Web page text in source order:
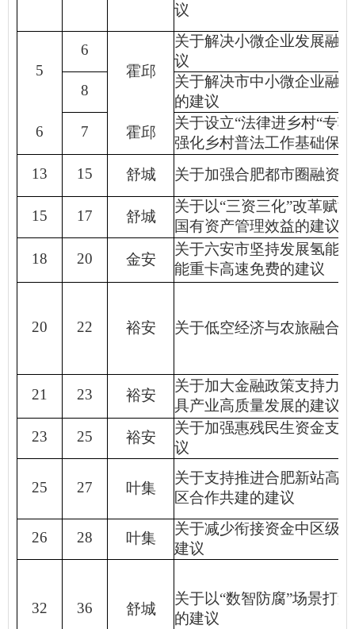
议
5
6
霍邱
关于解决小微企业发展融
议
8
关于解决市中小微企业融
的建议
6
7 霍邱
关于设立“法律进乡村“专
强化乡村普法工作基础保
13
15 舒城 关于加强合肥都市圈融资
15 17 舒城
关于以“三资三化”改革赋
国有资产管理效益的建议
18
20 金安
关于六安市坚持发展氢能
能重卡高速免费的建议
20 22 裕安 关于低空经济与农旅融合
21 23 裕安
关于加大金融政策支持力
具产业高质量发展的建议
23
25 裕安
关于加强惠残民生资金支
议
25 27 叶集
关于支持推进合肥新站高
区合作共建的建议
26 28 叶集
关于减少衔接资金中区级
建议
32 36 舒城
关于以“数智防腐”场景打
的建议